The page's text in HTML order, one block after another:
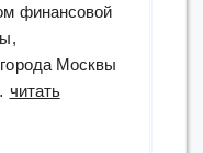
финансовой
Москвы
читать